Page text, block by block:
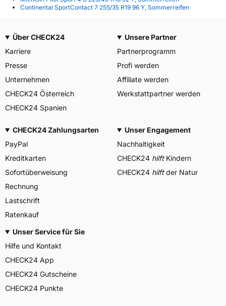
Continental SportContact 7 255/35 R19 96 Y, Sommerreifen
Über CHECK24
Karriere
Presse
Unternehmen
CHECK24 Österreich
CHECK24 Spanien
Unsere Partner
Partnerprogramm
Profi werden
Affiliate werden
Werkstattpartner werden
CHECK24 Zahlungsarten
PayPal
Kreditkarten
Sofortüberweisung
Rechnung
Lastschrift
Ratenkauf
Unser Engagement
Nachhaltigkeit
CHECK24 hilftKindern
CHECK24 hilftder Natur
Unser Service für Sie
Hilfe und Kontakt
CHECK24 App
CHECK24 Gutscheine
CHECK24 Punkte